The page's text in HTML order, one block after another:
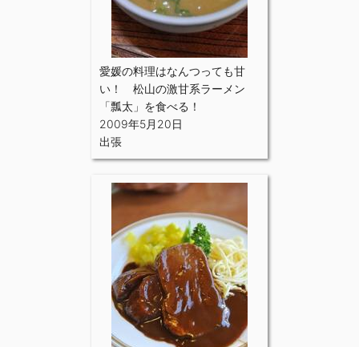
愛媛の料理はなんつっても甘
い！ 松山の激甘系ラーメン
「瓢太」を食べる！
2009年5月20日
出張